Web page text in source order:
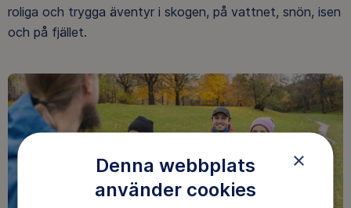
roliga och trygga äventyr i skogen, på vattnet, snön, isen
och på fjället.
×
Denna webbplats
använder cookies